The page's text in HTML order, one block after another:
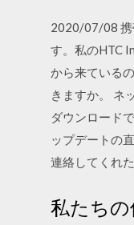
2020/07/08 携
す。私のHTC
から来ている
きますか。 ネ
ダウンロード
ップデートの
連絡してくれ
私たち